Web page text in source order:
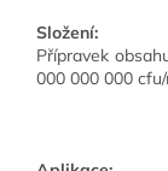
Složení:
Přípravek
000 000 000